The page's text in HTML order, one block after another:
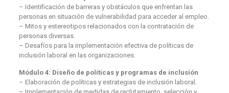
– Identificación de barreras y obstáculos que enfrentan las
personas en situación de vulnerabilidad para acceder al empleo.
– Mitos y estereotipos relacionados con la contratación de
personas diversas.
– Desafíos para la implementación efectiva de políticas de
inclusión laboral en las organizaciones.
Módulo 4: Diseño de políticas y programas de inclusión
– Elaboración de políticas y estrategias de inclusión laboral.